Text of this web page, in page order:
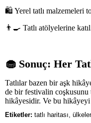
🛍️ Yerel tatlı malzemeleri
👨‍🍳 Tatlı atölyelerine
🧁 Sonuç: Her
Tatlılar bazen bir aşk
de bir festivalin coşkusunu
hikâyesidir. Ve bu
Etiketler: tatlı haritası,